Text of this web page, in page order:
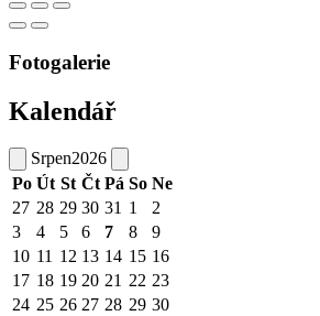
Fotogalerie
Kalendář
Srpen2026
Po Út St Čt Pá So Ne
27 28 29 30 31 1
2
3
4 5 6 7 8
9
10 11 12 13 14 15 16
17 18 19 20 21 22 23
24 25 26 27 28 29 30